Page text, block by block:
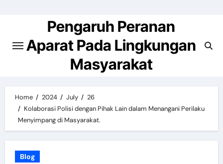
Pengaruh Peranan
Aparat Pada Lingkungan
Masyarakat
Home 2024 July
26
Kolaborasi Polisi dengan Pihak Lain dalam Menangani Perilaku
Menyimpang di Masyarakat.
Blog